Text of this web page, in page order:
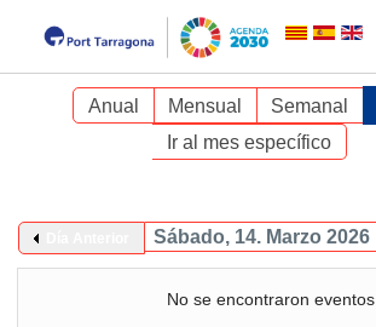
Anual Mensual Semanal
Ir al mes específico
Sábado, 14. Marzo 2026
No se encontraron eventos